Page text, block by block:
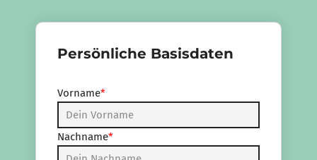
Persönliche Basisdaten
Vorname*
Nachname*